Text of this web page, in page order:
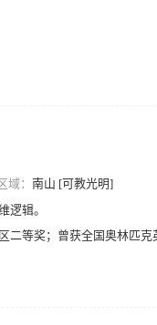
域： 南山 [可教光明]
逻辑。
等奖；曾获全国奥林匹